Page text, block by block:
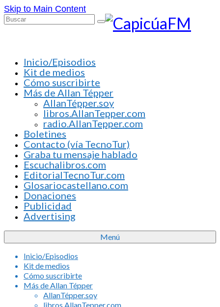
Skip to Main Content
Buscar
Inicio/Episodios
Kit de medios
Cómo suscribirte
Más de Allan Tépper
AllanTépper.soy
libros.AllanTepper.com
radio.AllanTepper.com
Boletines
Contacto (vía TecnoTur)
Graba tu mensaje hablado
Escuchalibros.com
EditorialTecnoTur.com
Glosariocastellano.com
Donaciones
Publicidad
Advertising
Menú
Inicio/Episodios
Kit de medios
Cómo suscribirte
Más de Allan Tépper
AllanTépper.soy
libros.AllanTepper.com